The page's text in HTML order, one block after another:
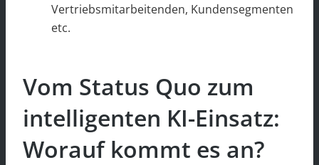
Vertriebsmitarbeitenden, Kundensegmenten
etc.
Vom Status Quo zum
intelligenten KI-Einsatz:
Worauf kommt es an?